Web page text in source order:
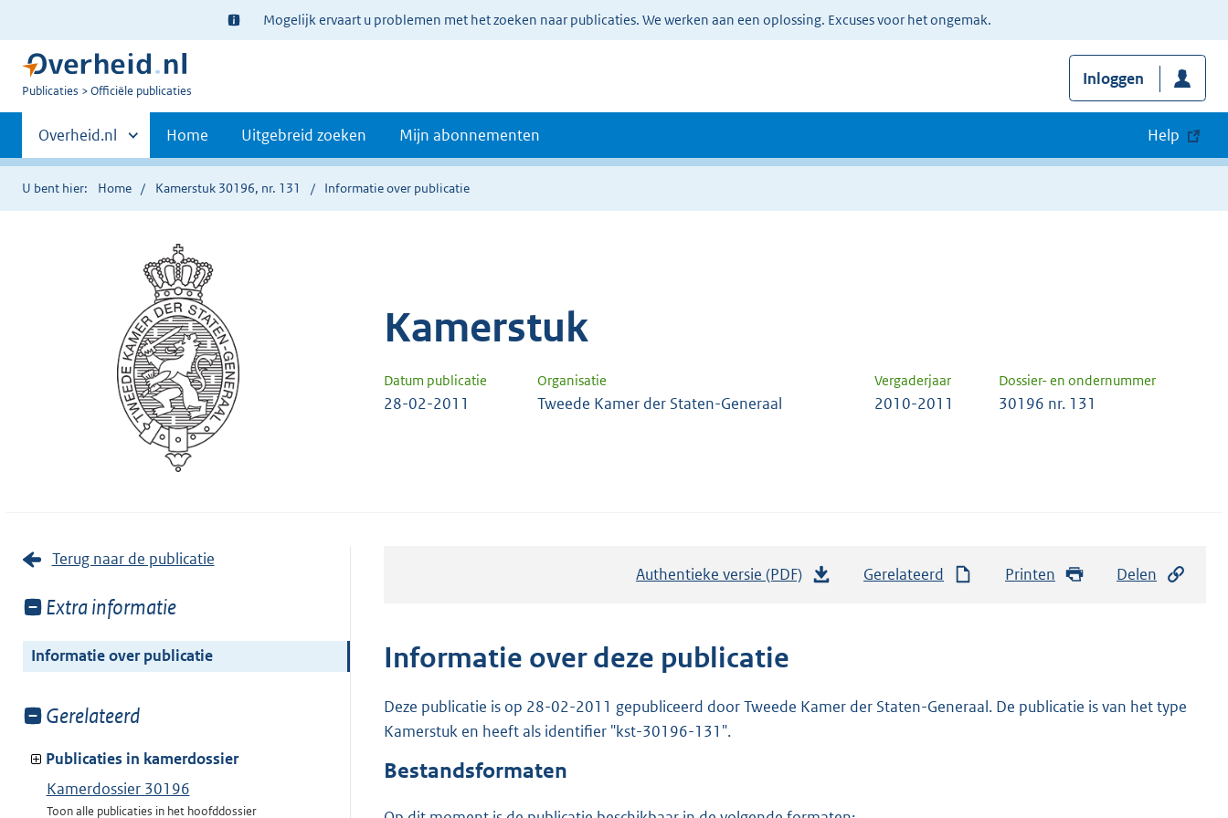
Ter
informatie:
Mogelijk ervaart u problemen met het zoeken naar publicaties. We werken aan een oplossing. Excuses voor het ongemak.
U
Publicaties Officiële publicaties
Inloggen
Primaire
navigatie
Andere
sites
binnen
Overheid.nl Home Uitgebreid zoeken Mijn abonnementen Help
U bent hier: Home Kamerstuk 30196, nr. 131 Informatie over publicatie
Kamerstuk
Datum publicatie Organisatie Vergaderjaar Dossier- en ondernummer
28-02-2011 Tweede Kamer der Staten-Generaal 2010-2011 30196 nr. 131
Terug naar de publicatie
Toon
van:
Extra informatie
Informatie over publicatie
Toon
van:
Gerelateerd
Publicaties in kamerdossier
Kamerdossier 30196
Toon alle publicaties in het hoofddossier
Authentieke versie (PDF)
n
Gerelateerd Printen Delen
Informatie over deze publicatie
Deze publicatie is op 28-02-2011 gepubliceerd door Tweede Kamer der Staten-Generaal. De publicatie is van het type
Kamerstuk en heeft als identifier "kst-30196-131".
Bestandsformaten